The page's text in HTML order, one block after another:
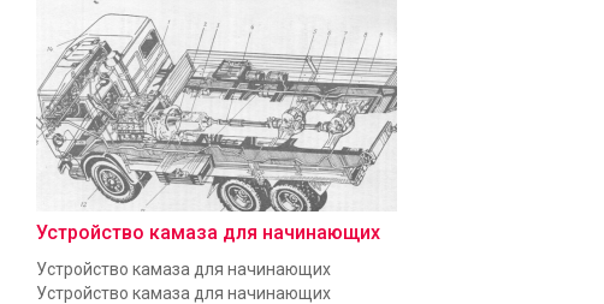
Устройство камаза для начинающих
Устройство камаза для начинающих
Устройство камаза для начинающих